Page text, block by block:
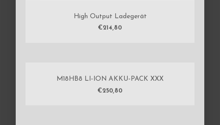
High Output Ladegerät
€214,80
M18HB8 LI-ION AKKU-PACK XXX
€250,80